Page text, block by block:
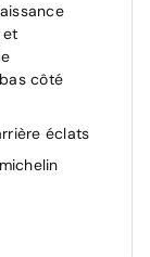
et
côté
éclats